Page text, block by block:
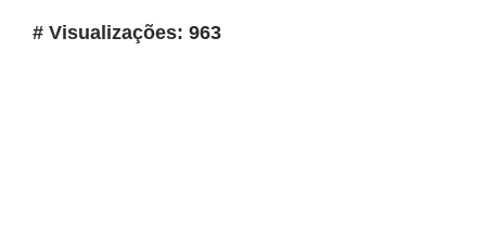
# Visualizações: 963